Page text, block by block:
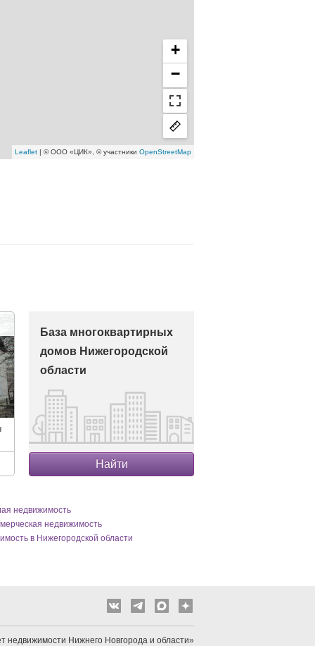
+
−
Leaflet | © ООО «ЦИК», © участники OpenStreetMap
База многоквартирных
домов Нижегородской
области
Найти
недвижимость
недвижимость
в Нижегородской области
недвижимости Нижнего Новгорода и области»